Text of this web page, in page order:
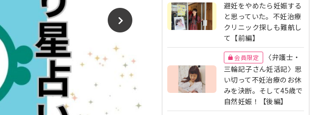
避妊をやめたら妊娠する
と思っていた。不妊治療
クリニック探しも難航し
て【前編】
会員限定
〈弁護士・
三輪記子さん妊活記〉思
い切って不妊治療のお休
みを決断。そして45歳で
自然妊娠！【後編】